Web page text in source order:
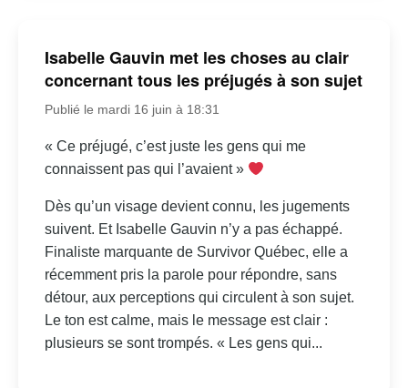
Isabelle Gauvin met les choses au clair
concernant tous les préjugés à son sujet
Publié le mardi 16 juin à 18:31
« Ce préjugé, c’est juste les gens qui me
connaissent pas qui l’avaient »
Dès qu’un visage devient connu, les jugements
suivent. Et Isabelle Gauvin n’y a pas échappé.
Finaliste marquante de Survivor Québec, elle a
récemment pris la parole pour répondre, sans
détour, aux perceptions qui circulent à son sujet.
Le ton est calme, mais le message est clair :
plusieurs se sont trompés. « Les gens qui...